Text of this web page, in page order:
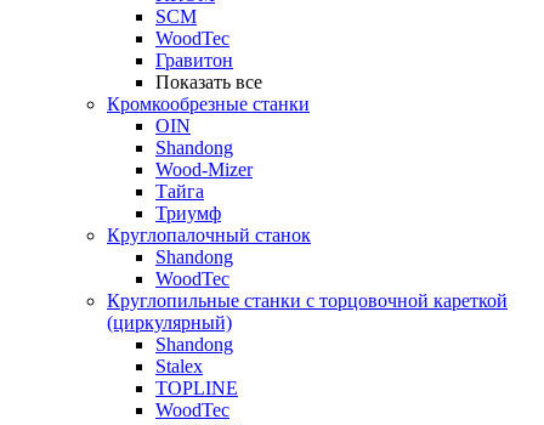
SCM
WoodTec
Гравитон
Показать все
Кромкообрезные станки
OIN
Shandong
Wood-Mizer
Тайга
Триумф
Круглопалочный станок
Shandong
WoodTec
Круглопильные станки с торцовочной кареткой
(циркулярный)
Shandong
Stalex
TOPLINE
WoodTec